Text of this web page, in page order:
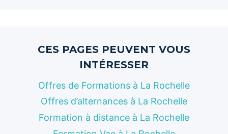
CES PAGES PEUVENT VOUS
INTÉRESSER
Offres de Formations à La Rochelle
Offres d’alternances à La Rochelle
Formation à distance à La Rochelle